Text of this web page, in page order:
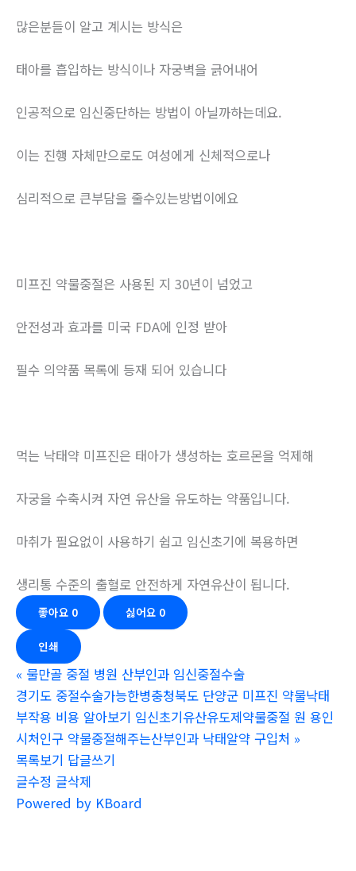
많은분들이 알고 계시는 방식은
태아를 흡입하는 방식이나 자궁벽을 긁어내어
인공적으로 임신중단하는 방법이 아닐까하는데요.
이는 진행 자체만으로도 여성에게 신체적으로나
심리적으로 큰부담을 줄수있는방법이에요
미프진 약물중절은 사용된 지 30년이 넘었고
안전성과 효과를 미국 FDA에 인정 받아
필수 의약품 목록에 등재 되어 있습니다
먹는 낙태약 미프진은 태아가 생성하는 호르몬을 억제해
자궁을 수축시켜 자연 유산을 유도하는 약품입니다.
마취가 필요없이 사용하기 쉽고 임신초기에 복용하면
생리통 수준의 출혈로 안전하게 자연유산이 됩니다.
좋아요 0 싫어요 0
인쇄
« 물만골 중절 병원 산부인과 임신중절수술
경기도 중절수술가능한병충청북도 단양군 미프진 약물낙태
부작용 비용 알아보기 임신초기유산유도제약물중절 원 용인
시처인구 약물중절해주는산부인과 낙­태알약 구입처 »
목록보기 답글쓰기
글수정 글삭제
Powered by KBoard